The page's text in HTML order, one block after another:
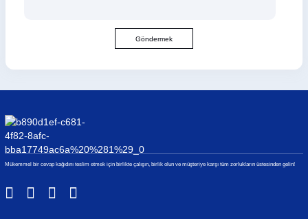
Göndermek
Mükemmel bir cevap kağıdını teslim etmek için birlikte çalışın, birlik olun ve müşteriye karşı tüm zorlukların üstesinden gelin!